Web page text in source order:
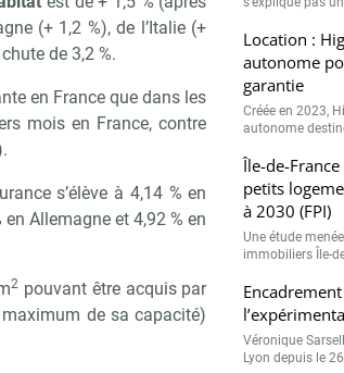
(+ 1,2 %), de l’Italie (+
de 3,2 %.
en France que dans les
mois en France, contre
s’élève à 4,14 % en
Allemagne et 4,92 % en
2 pouvant être acquis par
de sa capacité)
Location :
autonome
garantie
Créée en 2023,
autonome
Île-de-
petits
à 2030 (FPI)
Une étude
immobiliers Île-
Véronique
Lyon depuis le
vous à notre newsletter